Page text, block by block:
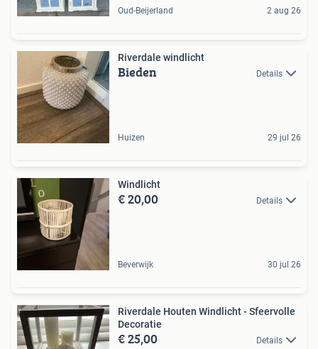
Oud-Beijerland 2 aug 26
Riverdale windlicht
Bieden Details
Huizen 29 jul 26
Windlicht
€ 20,00 Details
Beverwijk 30 jul 26
Riverdale Houten Windlicht - Sfeervolle
Decoratie
€ 25,00 Details